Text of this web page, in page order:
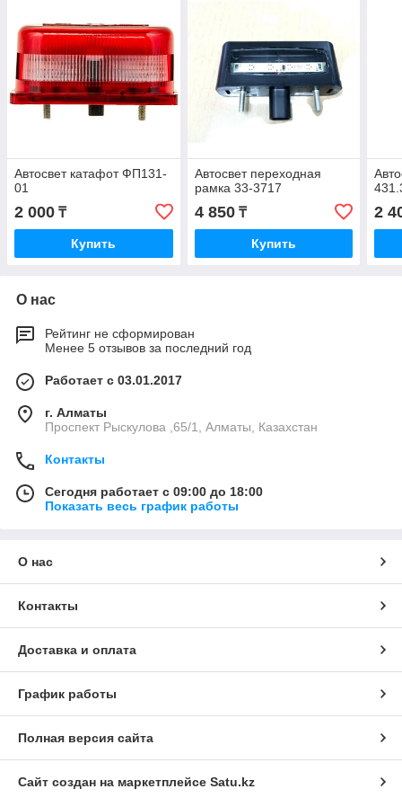
Автосвет катафот ФП131-
01
2 000 ₸
Купить
Автосвет переходная
рамка 33-3717
4 850₸
Купить
2
О нас
Рейтинг не сформирован
Менее 5 отзывов за последний год
Работает с 03.01.2017
г. Алматы
Проспект Рыскулова ,65/1, Алматы, Казахстан
Контакты
Сегодня работает с 09:00 до 18:00
Показать весь график работы
О нас
Контакты
Доставка и оплата
График работы
Полная версия сайта
Сайт создан на маркетплейсе Satu.kz